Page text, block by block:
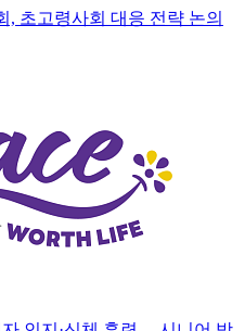
, 초고령사회 대응 전략 논의